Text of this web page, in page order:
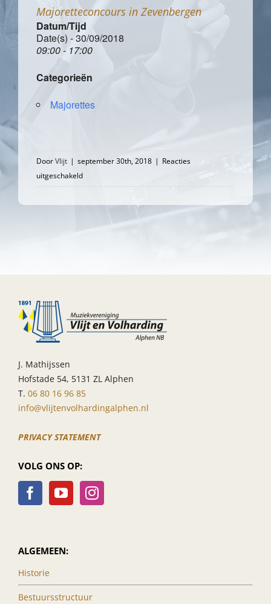
Majoretteconcours in Zevenbergen
Datum/Tijd
Date(s) - 30/09/2018
09:00 - 17:00
Categorieën
Majorettes
DoorVlijt | september 30th, 2018 | Reacties
uitgeschakeldvoor
Majoretteconcours
in
J. Mathijssen
Hofstade 54, 5131 ZL Alphen
T. 06 80 16 96 85
info@vlijtenvolhardingalphen.nl
PRIVACY STATEMENT
VOLG ONS OP:
ALGEMEEN:
Historie
Bestuursstructuur